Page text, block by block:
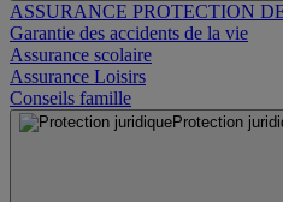
ASSURANCE PROTECTION
Garantie des accidents de la vie
Assurance scolaire
Assurance Loisirs
Conseils famille
Protection